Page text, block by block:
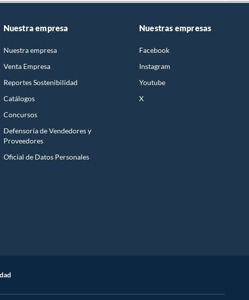
Nuestra empresa
Nuestra empresa
Venta Empresa
Reportes Sostenibilidad
Catálogos
Concursos
Defensoría de Vendedores y
Proveedores
Oficial de Datos Personales
Nuestras empresas
Facebook
Instagram
Youtube
X